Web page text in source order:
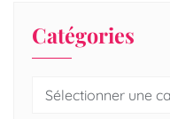
Catégories